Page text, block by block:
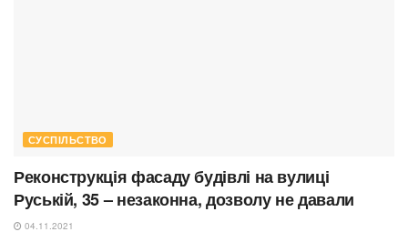
СУСПІЛЬСТВО
Реконструкція фасаду будівлі на вулиці
Руській, 35 – незаконна, дозволу не давали
04.11.2021